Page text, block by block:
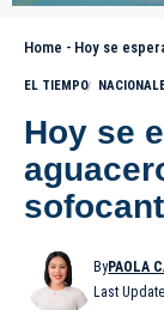
Home - Hoy se
EL TIEMPO
Hoy se
Last
ByPAOLA